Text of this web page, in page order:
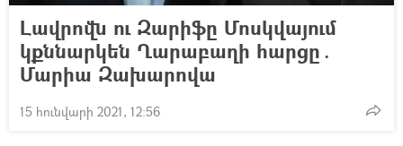
Լավրովն ու Զարիֆը Մոսկվայում
կքննարկեն Ղարաբաղի հարցը․
Մարիա Զախարովա
15 հունվարի 2021, 12:56